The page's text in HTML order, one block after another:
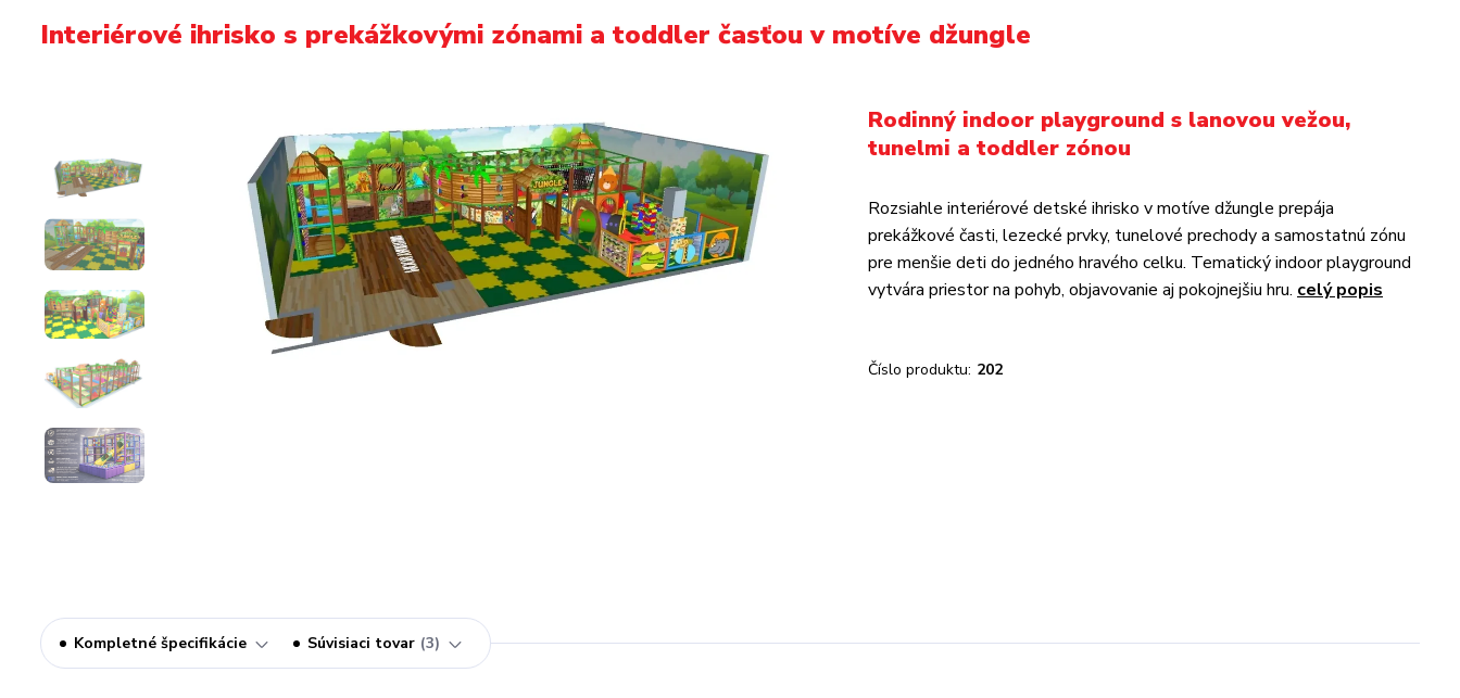
Interiérové ihrisko s prekážkovými zónami a toddler časťou v motíve džungle
Rodinný indoor playground s lanovou vežou,
tunelmi a toddler zónou
Rozsiahle interiérové detské ihrisko v motíve džungle prepája
prekážkové časti, lezecké prvky, tunelové prechody a samostatnú zónu
pre menšie deti do jedného hravého celku. Tematický indoor playground
vytvára priestor na pohyb, objavovanie aj pokojnejšiu hru. celý popis
Číslo produktu: 202
Kompletné špecifikácie Súvisiaci tovar 3